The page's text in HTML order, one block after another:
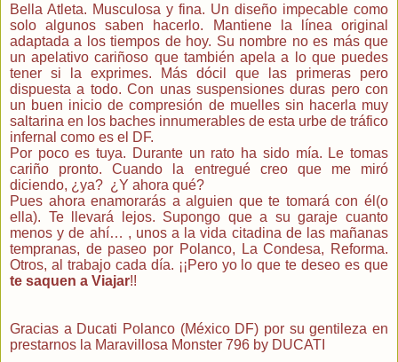
Bella Atleta. Musculosa y fina. Un diseño impecable como
solo algunos saben hacerlo. Mantiene la línea original
adaptada a los tiempos de hoy. Su nombre no es más que
un apelativo cariñoso que también apela a lo que puedes
tener si la exprimes. Más dócil que las primeras pero
dispuesta a todo. Con unas suspensiones duras pero con
un buen inicio de compresión de muelles sin hacerla muy
saltarina en los baches innumerables de esta urbe de tráfico
infernal como es el DF.
Por poco es tuya. Durante un rato ha sido mía. Le tomas
cariño pronto. Cuando la entregué creo que me miró
diciendo, ¿ya? ¿Y ahora qué?
Pues ahora enamorarás a alguien que te tomará con él(o
ella). Te llevará lejos. Supongo que a su garaje cuanto
menos y de ahí… , unos a la vida citadina de las mañanas
tempranas, de paseo por Polanco, La Condesa, Reforma.
Otros, al trabajo cada día. ¡¡Pero yo lo que te deseo es que
te saquen a Viajar!!
Gracias a Ducati Polanco (México DF) por su gentileza en
prestarnos la Maravillosa Monster 796 by DUCATI